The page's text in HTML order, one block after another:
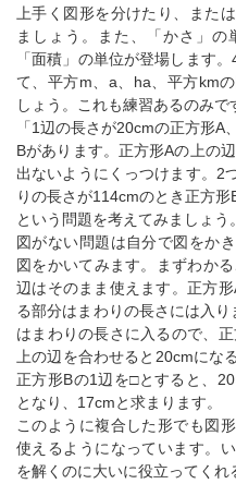
上手く図形を分けたり、また
ましょう。また、「かさ」
「面積」の単位が登場します
て、平方m、a、ha、平方km
しょう。これも練習あるのみで
「1辺の長さが20cmの正方形
Bがあります。正方形Aの上の
出ないようにくっつけます。2
りの長さが114cmのとき正方形
という問題を考えてみましょう。
図がない問題は自分で図をか
図をかいてみます。まずわか
辺はそのまま使えます。正方
る部分はまわりの長さには入
はまわりの長さに入るので、
上の辺を合わせると20cmにな
正方形Bの1辺を□とすると、
となり、17cmと求まります。
このように複合した形でも図
使えるようになっています。
を解くのに大いに役立ってくれ